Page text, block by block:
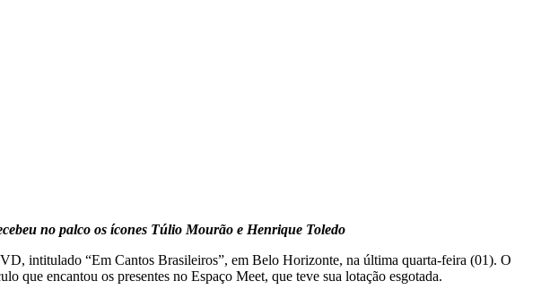
no palco os ícones Túlio Mourão e Henrique Toledo
intitulado “Em Cantos Brasileiros”, em Belo Horizonte, na última quarta-feira (01). O
que encantou os presentes no Espaço Meet, que teve sua lotação esgotada.